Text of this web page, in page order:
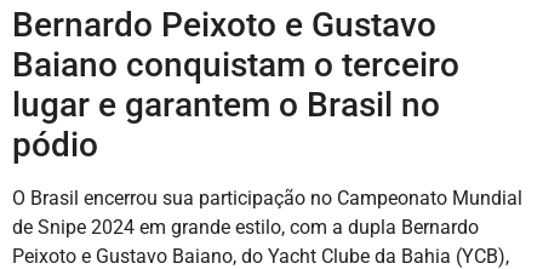
Bernardo Peixoto e Gustavo
Baiano conquistam o terceiro
lugar e garantem o Brasil no
pódio
O Brasil encerrou sua participação no Campeonato Mundial
de Snipe 2024 em grande estilo, com a dupla Bernardo
Peixoto e Gustavo Baiano, do Yacht Clube da Bahia (YCB),